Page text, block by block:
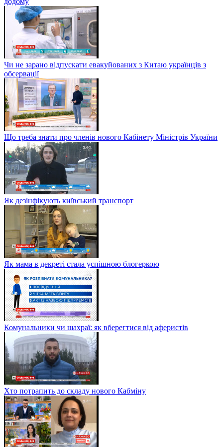
Чи не зарано відпускати евакуйованих з Китаю українців з
обсервації
Що треба знати про членів нового Кабінету Міністрів України
Як дезінфікують київський транспорт
Як мама в декреті стала успішною блогеркою
Комунальники чи шахраї: як вберегтися від аферистів
Хто потрапить до складу нового Кабміну